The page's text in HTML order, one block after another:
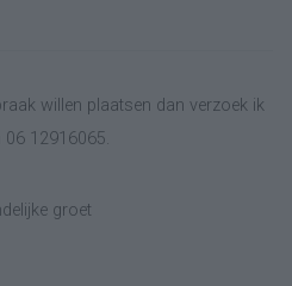
willen plaatsen dan verzoek ik
12916065.
groet